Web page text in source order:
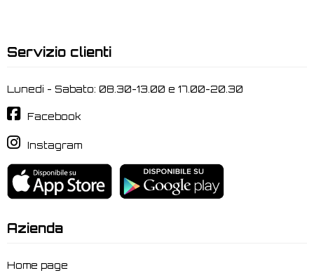
Servizio clienti
Lunedi - Sabato: 08.30-13.00 e 17.00-20.30
Facebook
Instagram
Azienda
Home page